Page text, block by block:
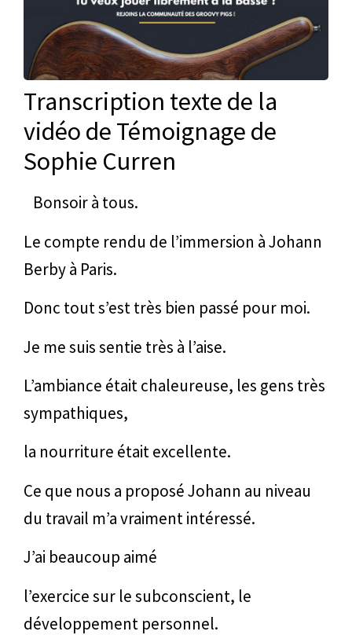
Transcription texte de la
vidéo de Témoignage de
Sophie Curren
Bonsoir à tous.
Le compte rendu de l’immersion à Johann
Berby à Paris.
Donc tout s’est très bien passé pour moi.
Je me suis sentie très à l’aise.
L’ambiance était chaleureuse, les gens très
sympathiques,
la nourriture était excellente.
Ce que nous a proposé Johann au niveau
du travail m’a vraiment intéressé.
J’ai beaucoup aimé
l’exercice sur le subconscient, le
développement personnel.